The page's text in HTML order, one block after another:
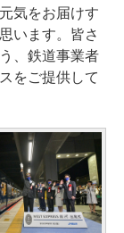
気をお届けす
います。皆さ
、鉄道事業者
をご提供して